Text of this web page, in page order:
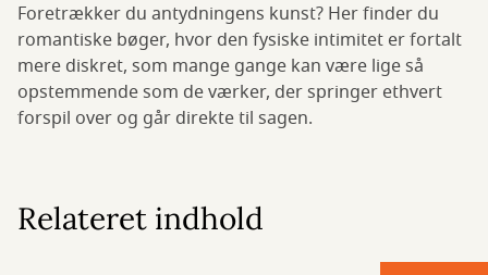
Foretrækker du antydningens kunst? Her finder du
romantiske bøger, hvor den fysiske intimitet er fortalt
mere diskret, som mange gange kan være lige så
opstemmende som de værker, der springer ethvert
forspil over og går direkte til sagen.
Relateret indhold